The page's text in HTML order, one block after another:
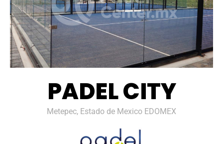
PADEL CITY
Metepec, Estado de Mexico EDOMEX